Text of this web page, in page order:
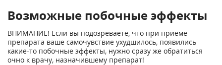
Возможные побочные эффекты
ВНИМАНИЕ! Если вы подозреваете, что при приеме
препарата ваше самочувствие ухудшилось, появились
какие-то побочные эффекты, нужно сразу же обратиться
очно к врачу, назначившему препарат!